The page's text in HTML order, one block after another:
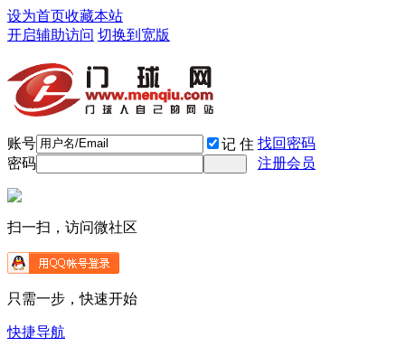
设为首页收藏本站
开启辅助访问 切换到宽版
账号 记 住 找回密码
密码
注册会员
扫一扫，访问微社区
只需一步，快速开始
快捷导航